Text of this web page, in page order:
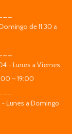
de 11:30 a
- Lunes a Viernes
– 19:00
- Lunes a Domingo